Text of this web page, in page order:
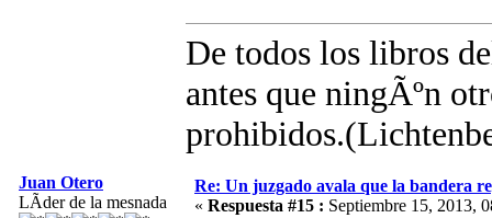
De todos los libros
antes que ningÃºn
Juan Otero
LÃ­der de la mesnada
Re: Un juzgado avala que la bandera
« Respuesta #15 : Septiembre 15, 2013,